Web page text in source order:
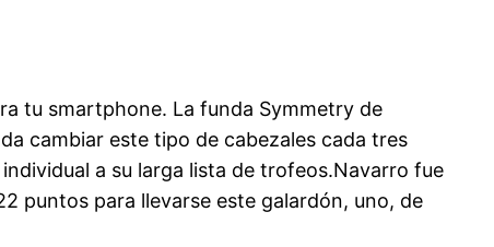
tu smartphone. La funda Symmetry de
cambiar este tipo de cabezales cada tres
a su larga lista de trofeos.Navarro fue
puntos para llevarse este galardón, uno, de